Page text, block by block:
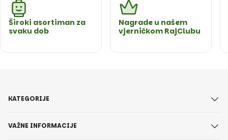
Široki asortiman za
svaku dob
Nagrade u našem
vjerničkom RajClubu
KATEGORIJE
VAŽNE INFORMACIJE